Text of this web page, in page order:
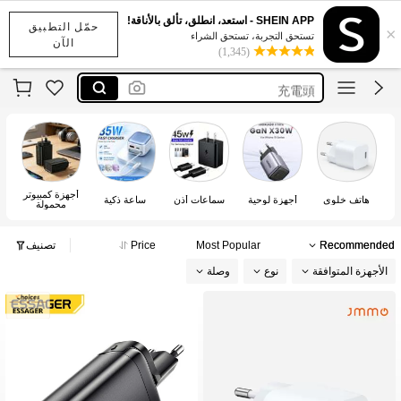
حمّل التطبيق
الآن
×
SHEIN APP - استعد، انطلق، تألق بالأناقة!
تستحق التجربة، تستحق الشراء
(1,345)
charger
دزني
usbコンセント
充電頭
charger
دزني
هاتف خلوي أجهزة لوحية سماعات أذن ساعة ذكية
أجهزة كمبيوتر
محمولة
Recommended
Most Popular
Price تصنيف
الأجهزة المتوافقة نوع وصلة